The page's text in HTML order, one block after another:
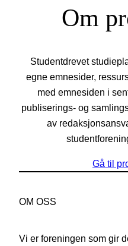
Om
Studentdrevet
egne emnesider,
med emnesiden i
publiserings- og
av
Gå til
OM OSS
Vi er foreningen som gir